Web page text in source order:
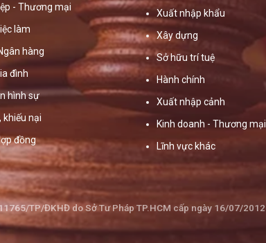
- Thương mại
làm
hàng
đình
hình sự
khiếu nại
đồng
Xuất nhập khẩu
Xây dựng
Sở hữu trí tuệ
Hành chính
Xuất nhập cảnh
Kinh doanh - Thương mại
Lĩnh vực khác
TP/ĐKHĐ do Sở Tư Pháp TP.HCM cấp ngày 16/07/2012